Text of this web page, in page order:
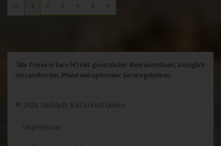
1 2 3 4 5 »
*Alle Preise in Euro (€) inkl. gesetzlicher Mehrwertsteuer, zuzüglich
Versandkosten, Pfand und optionaler Servicegebühren.
© 2026 Söllradl Naturkostladen
Impressum